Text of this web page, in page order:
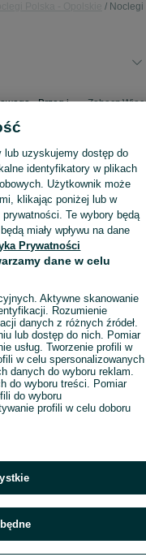
Noclegi
Skorzystaj z największego serwisu ogłoszeniowego - Brzeg i okolice! - kupuj lub sprzedawaj jeszcze wygodniej w kategorii Noclegi Polska! Zobacz
lub uzyskujemy dostęp do
identyfikatory w plikach
Użytkownik może
klikając poniżej lub w
Te wybory będą
miały wpływu na dane
Prywatności
dane w celu
Aktywne skanowanie
Rozumienie
danych z różnych źródeł.
lub dostęp do nich. Pomiar
usług. Tworzenie profili w
w celu spersonalizowanych
danych do wyboru reklam.
do wyboru treści. Pomiar
do wyboru
profili w celu doboru